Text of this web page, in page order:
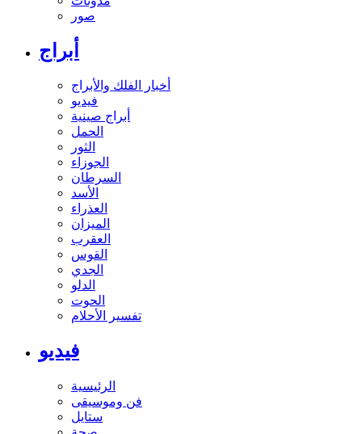
صور
أبراج
أخبار الفلك والأبراج
فيديو
أبراج صينية
الحمل
الثور
الجوزاء
السرطان
الأسد
العذراء
الميزان
العقرب
القوس
الجدي
الدلو
الحوت
تفسير الأحلام
فيديو
الرئيسية
فن وموسيقى
ستايل